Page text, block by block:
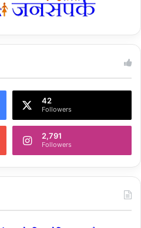
42
Followers
2,791
Followers